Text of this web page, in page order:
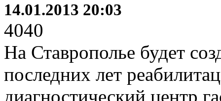
14.01.2013 20:03
4040
На Ставрополье будет
последних лет
диагностический центр